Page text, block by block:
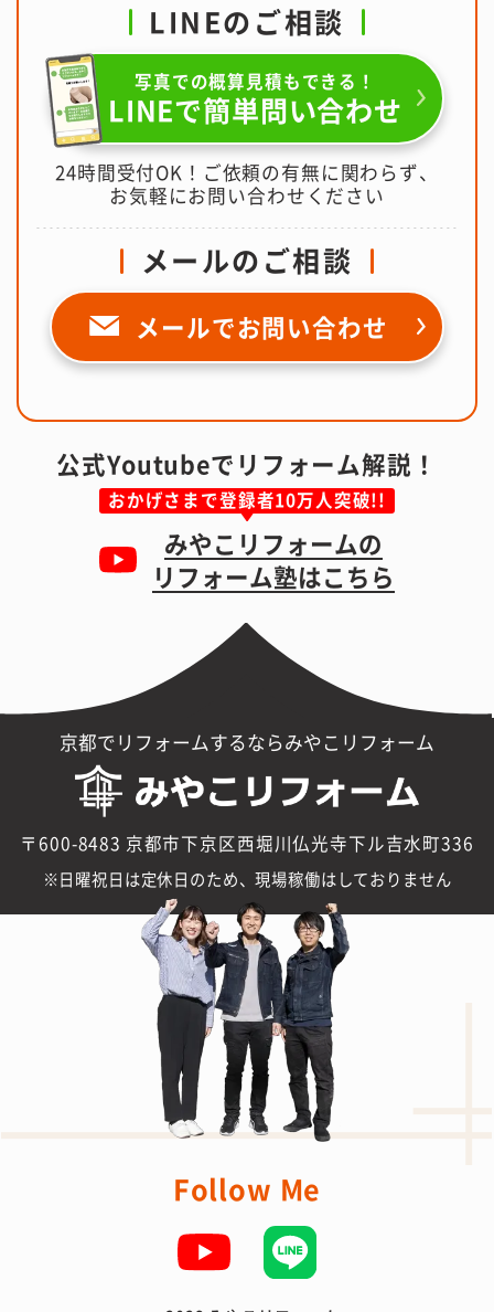
LINEのご相談
写真での概算見積もできる！
LINEで簡単問い合わせ
24時間受付OK！ご依頼の有無に関わらず、
お気軽にお問い合わせください
メールのご相談
メールでお問い合わせ
公式Youtubeでリフォーム解説！
おかげさまで登録者10万人突破!!
みやこリフォームの
リフォーム塾はこちら
京都でリフォームするならみやこリフォーム
〒600-8483 京都市下京区西堀川仏光寺下ル吉水町336
日曜祝日は定休日のため、現場稼働はしておりません
Follow Me